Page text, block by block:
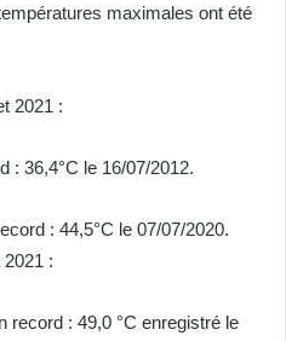
maximales ont été
2021 :
: 36,4°C le 16/07/2012.
: 44,5°C le 07/07/2020.
:
record : 49,0 °C enregistré le